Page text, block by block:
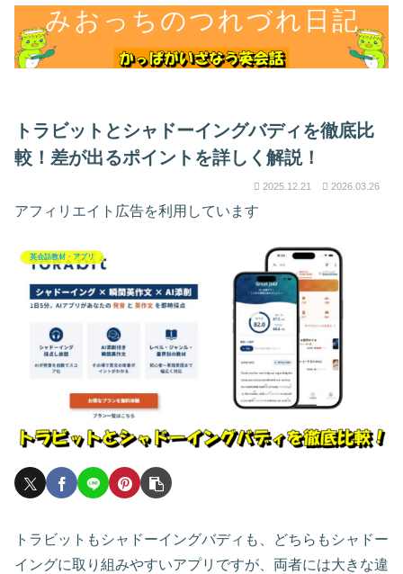
トラビットとシャドーイングバディを徹底比
較！差が出るポイントを詳しく解説！
2025.12.21 2026.03.26
アフィリエイト広告を利用しています
英会話教材・アプリ
トラビットもシャドーイングバディも、どちらもシャドー
イングに取り組みやすいアプリですが、両者には大きな違